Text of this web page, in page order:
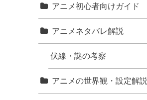
アニメ初心者向けガイド
アニメネタバレ解説
伏線・謎の考察
アニメの世界観・設定解説